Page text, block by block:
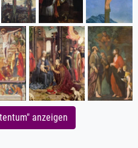
anzeigen